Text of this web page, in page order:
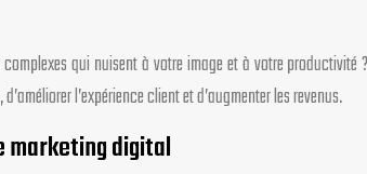
qui nuisent à votre image et à votre
l’expérience client et d’augmenter les revenus.
marketing digital